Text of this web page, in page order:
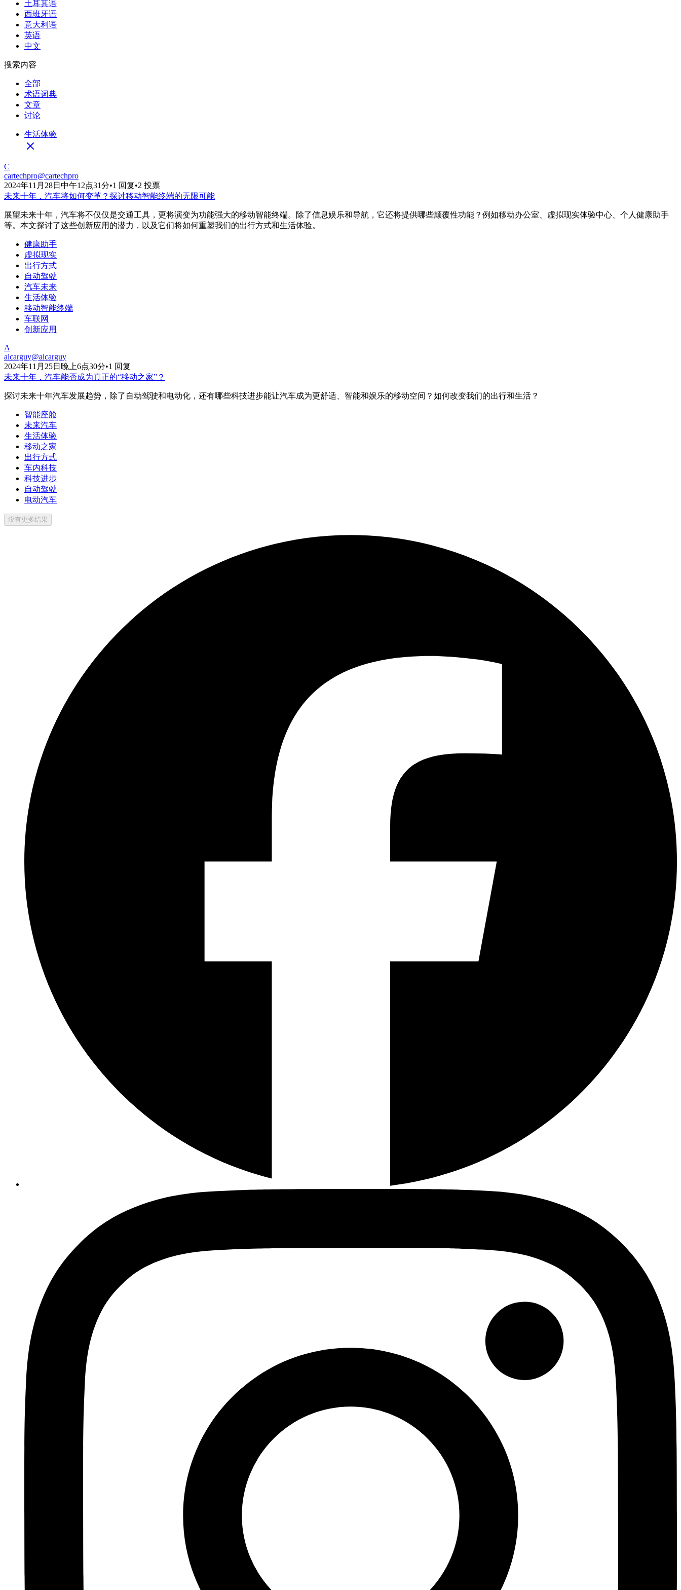
土耳其语
西班牙语
意大利语
英语
中文
搜索内容
全部
术语词典
文章
讨论
生活体验
C
cartechpro@cartechpro
2024年11月28日中午12点31分•1 回复•2 投票
未来十年，汽车将如何变革？探讨移动智能终端的无限可能
展望未来十年，汽车将不仅仅是交通工具，更将演变为功能强大的移动智能终端。除了信息娱乐和导航，它还将提供哪些颠覆性功能？例如移动办公室、虚拟现实体验中心、个人健康助手
等。本文探讨了这些创新应用的潜力，以及它们将如何重塑我们的出行方式和生活体验。
健康助手
虚拟现实
出行方式
自动驾驶
汽车未来
生活体验
移动智能终端
车联网
创新应用
A
aicarguy@aicarguy
2024年11月25日晚上6点30分•1 回复
未来十年，汽车能否成为真正的“移动之家”？
探讨未来十年汽车发展趋势，除了自动驾驶和电动化，还有哪些科技进步能让汽车成为更舒适、智能和娱乐的移动空间？如何改变我们的出行和生活？
智能座舱
未来汽车
生活体验
移动之家
出行方式
车内科技
科技进步
自动驾驶
电动汽车
没有更多结果